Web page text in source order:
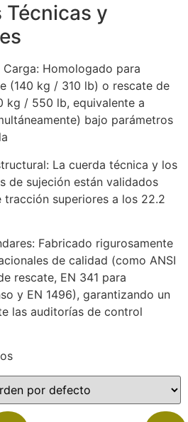
y
Homologado para
(140 kg / 310 lb) o rescate de
kg / 550 lb, equivalente a
bajo parámetros
La cuerda técnica y los
de sujeción están validados
tracción superiores a los 22.2
Fabricado rigurosamente
de calidad (como ANSI
rescate, EN 341 para
y EN 1496), garantizando un
las auditorías de control